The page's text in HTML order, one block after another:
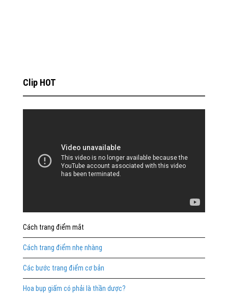
Clip HOT
Cách trang điểm mắt
Cách trang điểm nhẹ nhàng
Các bước trang điểm cơ bản
Hoa bụp giấm có phải là thần dược?